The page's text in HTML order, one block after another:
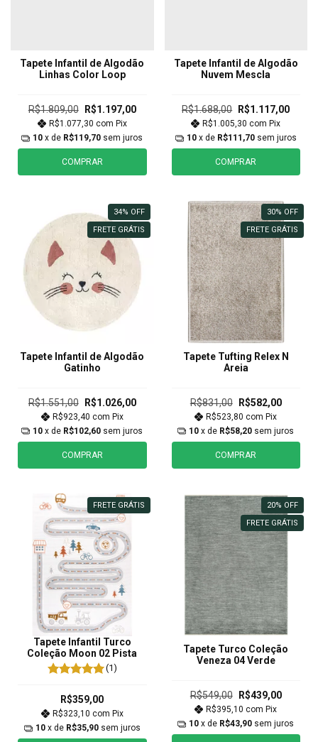
Tapete Infantil de Algodão
Linhas Color Loop
R$1.809,00 R$1.197,00
R$1.077,30 com Pix
10 x de R$119,70 sem juros
COMPRAR
Tapete Infantil de Algodão
Nuvem Mescla
R$1.688,00 R$1.117,00
R$1.005,30com Pix
10 x de R$111,70 sem juros
COMPRAR
34% OFF
FRETE GRÁTIS
Tapete Infantil de Algodão
Gatinho
R$1.551,00 R$1.026,00
R$923,40 com Pix
10 x de R$102,60 sem juros
COMPRAR
30% OFF
FRETE GRÁTIS
Tapete Tufting Relex N
Areia
R$831,00 R$582,00
R$523,80com Pix
10 x de R$58,20 sem juros
COMPRAR
FRETE GRÁTIS
Tapete Infantil Turco
Coleção Moon 02 Pista
(1)
R$359,00
R$323,10 com Pix
10 x de R$35,90 sem juros
20% OFF
FRETE GRÁTIS
Tapete Turco Coleção
Veneza 04 Verde
R$549,00 R$439,00
R$395,10com Pix
10 x de R$43,90 sem juros